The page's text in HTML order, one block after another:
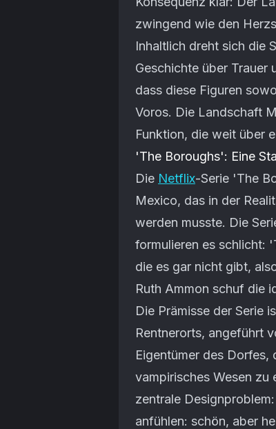
zwingend wie den
Inhaltlich dreht sich die
Geschichte über Trauer
dass diese Figuren
Voros. Die Landschaft
Funktion, die weit über
'The Boroughs': Eine
Die Netflix-Serie 'The
Mexico, das in der
werden musste. Die
formulieren es schlicht:
die es gar nicht gibt,
Ruth Ammon schuf die
Die Prämisse der Serie
Rentnerorts, angeführt
Eigentümer des Dorfes,
vampirisches Wesen zu
zentrale
anfühlen: schön, aber